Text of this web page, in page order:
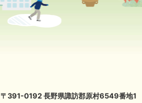
〒391-0192 長野県諏訪郡原村6549番地1